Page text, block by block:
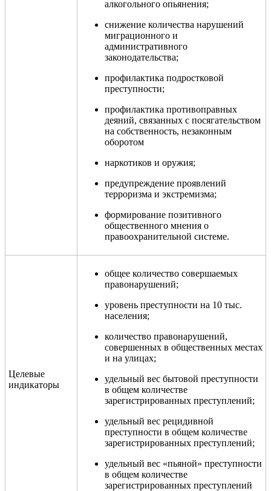
алкогольного опьянения;
снижение количества нарушений
миграционного и
административного
законодательства;
профилактика подростковой
преступности;
профилактика противоправных
деяний, связанных с посягательством
на собственность, незаконным
оборотом
наркотиков и оружия;
предупреждение проявлений
терроризма и экстремизма;
формирование позитивного
общественного мнения о
правоохранительной системе.
Целевые
индикаторы
общее количество совершаемых
правонарушений;
уровень преступности на 10 тыс.
населения;
количество правонарушений,
совершенных в общественных местах
и на улицах;
удельный вес бытовой преступности
в общем количестве
зарегистрированных преступлений;
удельный вес рецидивной
преступности в общем количестве
зарегистрированных преступлений;
удельный вес «пьяной» преступности
в общем количестве
зарегистрированных преступлений